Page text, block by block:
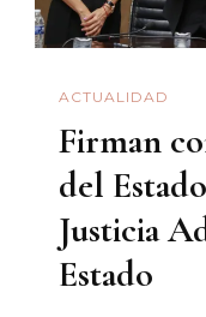
ACTUALIDAD
Firman
del
Justicia
Estado